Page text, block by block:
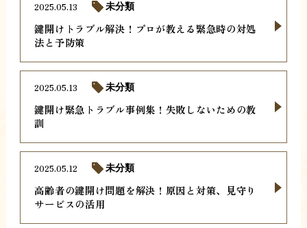
鍵開けトラブル解決！プロが教える緊急時の対処
法と予防策
2025.05.13 未分類
鍵開け緊急トラブル事例集！失敗しないための教
訓
2025.05.13 未分類
高齢者の鍵開け問題を解決！原因と対策、見守り
サービスの活用
2025.05.12 未分類